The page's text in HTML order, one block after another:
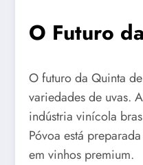
O Futuro
O futuro da Quinta
variedades de uvas.
indústria vinícola
Póvoa está
em vinhos premium.